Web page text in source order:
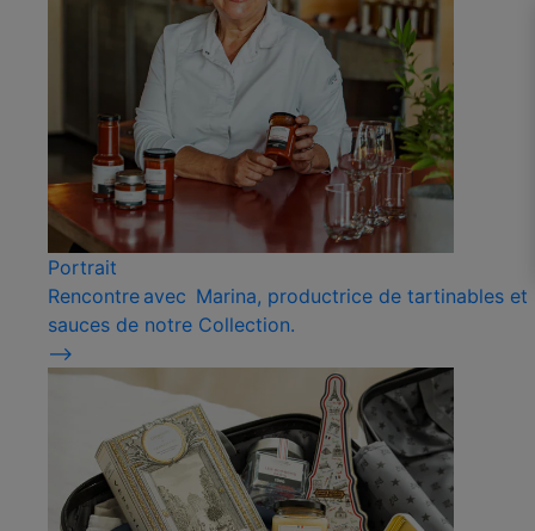
Portrait
Rencontre avec Marina, productrice de tartinables et
sauces de notre Collection.
⟶